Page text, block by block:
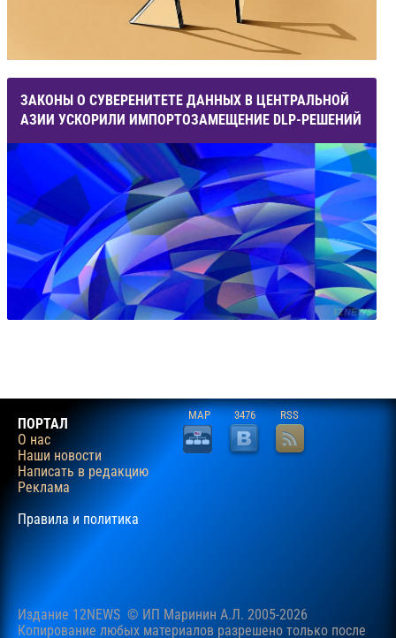
ЗАКОНЫ О СУВЕРЕНИТЕТЕ ДАННЫХ В ЦЕНТРАЛЬНОЙ
АЗИИ УСКОРИЛИ ИМПОРТОЗАМЕЩЕНИЕ DLP-РЕШЕНИЙ
ПОРТАЛ
О нас
Наши новости
Написать в редакцию
Реклама
Правила и политика
MAP 3476 RSS
Издание 12NEWS © ИП Маринин А.Л. 2005-2026
Копирование любых материалов разрешено только после